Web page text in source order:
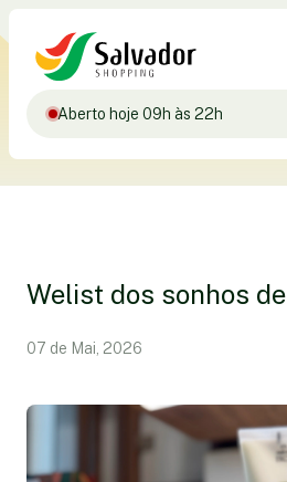
Aberto hoje 09h às 22h
Welist dos sonhos
07 de Mai, 2026